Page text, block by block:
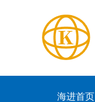
海进首页